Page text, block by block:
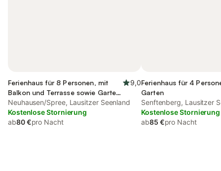
Ferienhaus für 8 Personen, mit
Balkon und Terrasse sowie Garten
und Seeblick
9,0
Neuhausen/Spree, Lausitzer Seenland
Kostenlose Stornierung
ab80 €pro Nacht
Ferienhaus für 4
Garten
Senftenberg, Lausitzer
Kostenlose Stornierung
ab85 €pro Nacht